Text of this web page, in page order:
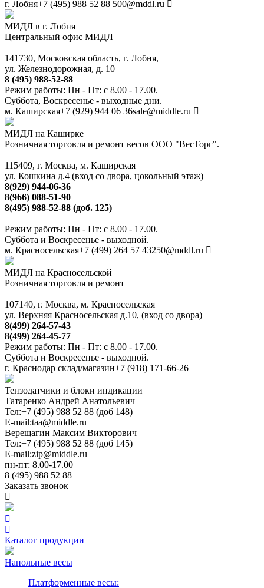
г. Лобня+7 (495) 988 52 88 500@mddl.ru
МИДЛ в г. Лобня
Центральный офис МИДЛ
141730, Московская область, г. Лобня,
ул. Железнодорожная, д. 10
8 (495) 988-52-88
Режим работы: Пн - Пт: с 8.00 - 17.00.
Суббота, Воскресенье - выходные дни.
м. Каширская+7 (929) 944 06 36sale@middle.ru
МИДЛ на Каширке
Розничная торговля и ремонт весов ООО "ВесТорг".
115409, г. Москва, м. Каширская
ул. Кошкина д.4 (вход со двора, цокольный этаж)
8(929) 944-06-36
8(966) 088-51-90
8(495) 988-52-88 (доб. 125)
Режим работы: Пн - Пт: с 8.00 - 17.00.
Суббота и Воскресенье - выходной.
м. Красносельская+7 (499) 264 57 43250@mddl.ru
МИДЛ на Красносельской
Розничная торговля и ремонт
107140, г. Москва, м. Красносельская
ул. Верхняя Красносельская д.10, (вход со двора)
8(499) 264-57-43
8(499) 264-45-77
Режим работы: Пн - Пт: с 8.00 - 17.00.
Суббота и Воскресенье - выходной.
г. Краснодар склад/магазин+7 (918) 171-66-26
Тензодатчики и блоки индикации
Татаренко Андрей Анатольевич
Тел:+7 (495) 988 52 88 (доб 148)
E-mail:taa@middle.ru
Верещагин Максим Викторович
Тел:+7 (495) 988 52 88 (доб 145)
E-mail:zip@middle.ru
пн-пт: 8.00-17.00
8 (495) 988 52 88
Заказать звонок
Каталог продукции
Напольные весы
Платформенные весы: